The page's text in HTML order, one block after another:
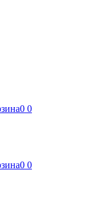
0 0
0 0